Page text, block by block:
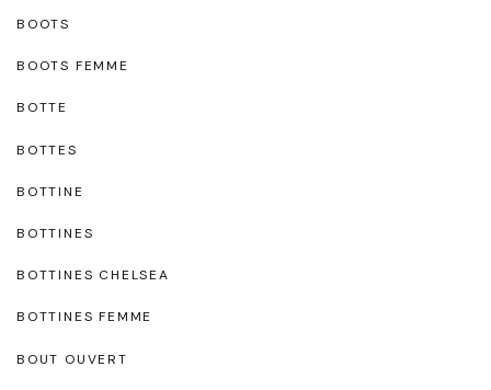
BOOTS
BOOTS FEMME
BOTTE
BOTTES
BOTTINE
BOTTINES
BOTTINES CHELSEA
BOTTINES FEMME
BOUT OUVERT